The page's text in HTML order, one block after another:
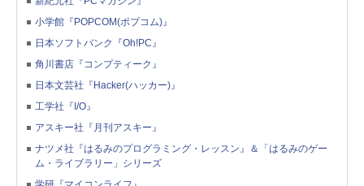
小学館『POPCOM(ポプコム)』
日本ソフトバンク『Oh!PC』
角川書店『コンプティーク』
日本文芸社『Hacker(ハッカー)』
工学社『I/O』
アスキー社『月刊アスキー』
ナツメ社『はるみのプログラミング・レッスン』＆「はるみのゲー
ム・ライブラリー」シリーズ